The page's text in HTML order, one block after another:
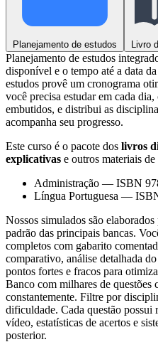
Planejamento de estudos Livro
Planejamento de estudos
disponível e o tempo até a data
estudos provê um cronograma
você precisa estudar em cada
embutidos, e distribui as
acompanha seu progresso.
Este curso é o pacote dos livros
explicativas e outros materiais
Administração — ISBN
Língua Portuguesa —
Nossos simulados são
padrão das principais bancas.
completos com gabarito
comparativo, análise detalhada
pontos fortes e fracos para
Banco com milhares de questões
constantemente. Filtre por
dificuldade. Cada questão possui
vídeo, estatísticas de acertos e
posterior.